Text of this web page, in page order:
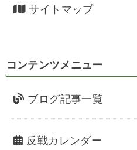
サイトマップ
コンテンツメニュー
ブログ記事一覧
反戦カレンダー